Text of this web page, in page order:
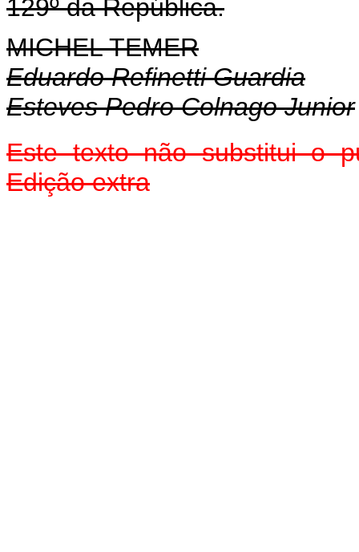
129º da República.
MICHEL TEMER
Eduardo Refinetti Guardia
Esteves Pedro Colnago Junior
Este texto não substitui o
Edição extra